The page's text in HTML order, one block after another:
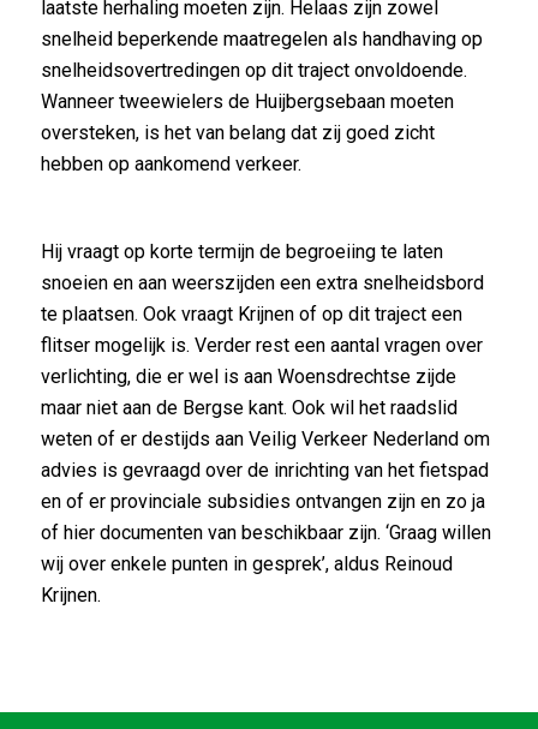
laatste herhaling moeten zijn. Helaas zijn zowel
snelheid beperkende maatregelen als handhaving op
snelheidsovertredingen op dit traject onvoldoende.
Wanneer tweewielers de Huijbergsebaan moeten
oversteken, is het van belang dat zij goed zicht
hebben op aankomend verkeer.
Hij vraagt op korte termijn de begroeiing te laten
snoeien en aan weerszijden een extra snelheidsbord
te plaatsen. Ook vraagt Krijnen of op dit traject een
flitser mogelijk is. Verder rest een aantal vragen over
verlichting, die er wel is aan Woensdrechtse zijde
maar niet aan de Bergse kant. Ook wil het raadslid
weten of er destijds aan Veilig Verkeer Nederland om
advies is gevraagd over de inrichting van het fietspad
en of er provinciale subsidies ontvangen zijn en zo ja
of hier documenten van beschikbaar zijn. ‘Graag willen
wij over enkele punten in gesprek’, aldus Reinoud
Krijnen.